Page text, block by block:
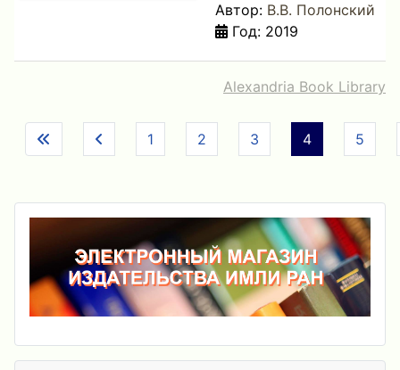
Автор: В.В. Полонский
Год: 2019
Alexandria Book Library
1 2 3 4 5